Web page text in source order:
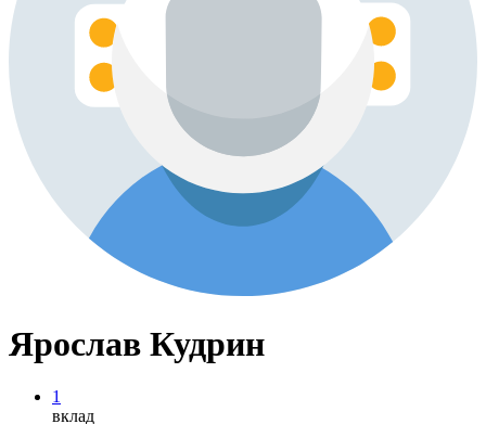
Ярослав Кудрин
1
вклад